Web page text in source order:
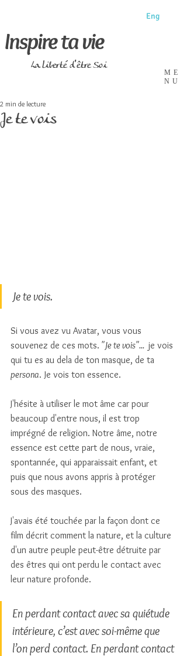
Inspire ta vie
La liberté d'être Soi
ME
NU
Eng
Je te vois
2 min de lecture
Je te vois.
Si vous avez vu Avatar, vous vous
souvenez de ces mots. "Je te vois"... je vois
qui tu es au dela de ton masque, de ta
persona. Je vois ton essence.
J'hésite à utiliser le mot âme car pour
beaucoup d'entre nous, il est trop
imprégné de religion. Notre âme, notre
essence est cette part de nous, vraie,
spontannée, qui apparaissait enfant, et
puis que nous avons appris à protéger
sous des masques.
J'avais été touchée par la façon dont ce
film décrit comment la nature, et la culture
d'un autre peuple peut-être détruite par
des êtres qui ont perdu le contact avec
leur nature profonde.
En perdant contact avec sa quiétude
intérieure, c’est avec soi-même que
l’on perd contact. En perdant contact